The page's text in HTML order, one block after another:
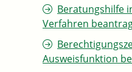
Beratungshilfe
Verfahren
Ausweisfunktion